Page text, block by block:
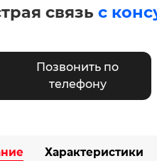
связь с
Позвонить по
телефону
Характеристики